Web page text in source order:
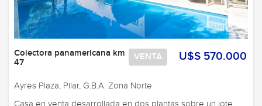
U$S 570.000
VENTA
Colectora panamericana km
47
Ayres Plaza, Pilar, G.B.A. Zona Norte
Casa en venta desarrollada en dos plantas sobre un lote